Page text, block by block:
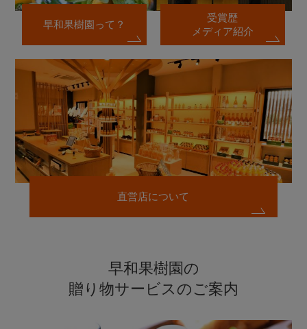
早和果樹園って？
受賞歴
メディア紹介
直営店について
早和果樹園の
贈り物サービスのご案内